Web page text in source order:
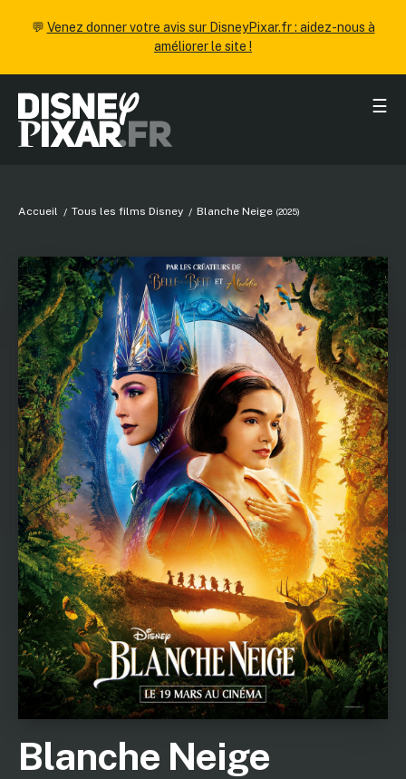
💬 Venez donner votre avis sur DisneyPixar.fr : aidez-nous à
améliorer le site !
☰
Accueil Tous les films Disney Blanche Neige (2025)
Blanche Neige